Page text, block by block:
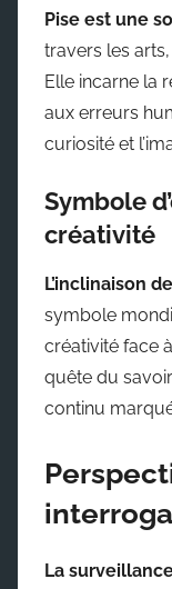
Pise est une
travers les
Elle incarne la
aux erreurs
curiosité et
Symbole
créativité
L’inclinaison
symbole
créativité face
quête du
continu
La